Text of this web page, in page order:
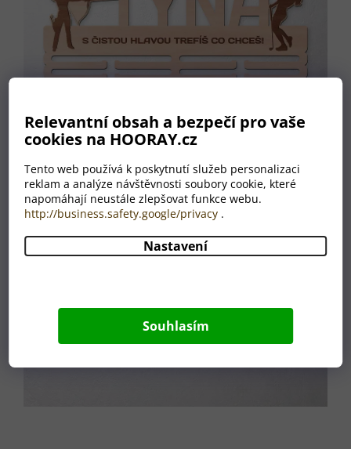
Relevantní obsah a bezpečí pro vaše
cookies na HOORAY.cz
Tento web používá k poskytnutí služeb personalizaci
reklam a analýze návštěvnosti soubory cookie, které
napomáhají neustále zlepšovat funkce webu.
http://business.safety.google/privacy .
Nastavení
Souhlasím